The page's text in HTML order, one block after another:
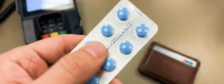
Ngọc Anh ngồi lặng lẽ trên ghế sofa, tay đặt lên bụng – nơi hai sinh
linh bé bỏng đang lớn dần từng ngày. Cô chưa bao giờ nghĩ mình sẽ
phải sống trong sợ hãi khi mang thai, đặc biệt là sợ… chính chồng
mình. Trí – người chồng mà cô từng yêu đến mù quáng, đã không
còn là người đàn ông của ngày đầu. Thành đạt, quyền lực, nhưng
cũng dối trá và lạnh lùng. Gần đây, anh hay về muộn, thậm chí có
đêm không về. Và rồi, trong một bữa cơm tối vắng lặng, Trí ném